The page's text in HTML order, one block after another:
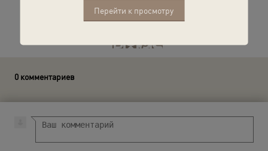
Перейти к просмотру
Расскажите друзьям об этом фото
0 комментариев